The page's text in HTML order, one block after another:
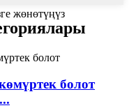
жөнөтүңүз
болот